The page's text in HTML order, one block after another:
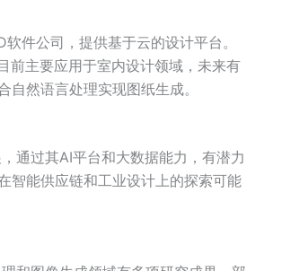
件公司，提供基于云的设计平台。
前主要应用于室内设计领域，未来有
然语言处理实现图纸生成。
通过其AI平台和大数据能力，有潜力
智能供应链和工业设计上的探索可能